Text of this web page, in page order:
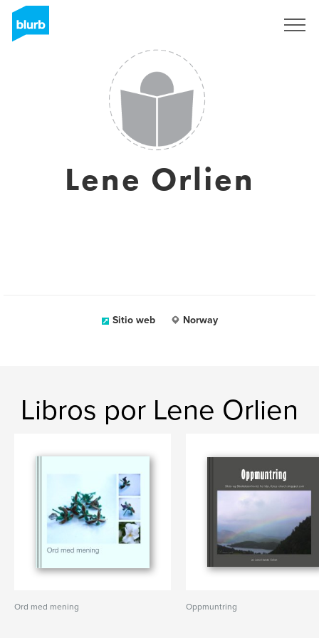
Lene Orlien
Sitio web Norway
Libros por Lene Orlien
Ord med mening Oppmuntring